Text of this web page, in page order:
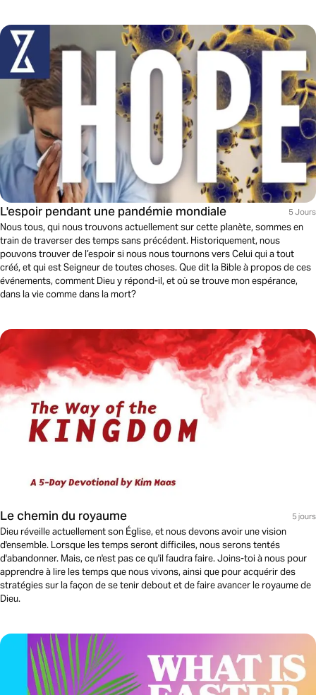
L'espoir pendant une pandémie mondiale 5 Jours
Nous tous, qui nous trouvons actuellement sur cette planète, sommes en
train de traverser des temps sans précédent. Historiquement, nous
pouvons trouver de l’espoir si nous nous tournons vers Celui qui a tout
créé, et qui est Seigneur de toutes choses. Que dit la Bible à propos de ces
événements, comment Dieu y répond-il, et où se trouve mon espérance,
dans la vie comme dans la mort?
Le chemin du royaume 5 jours
Dieu réveille actuellement son Église, et nous devons avoir une vision
d'ensemble. Lorsque les temps seront difficiles, nous serons tentés
d'abandonner. Mais, ce n'est pas ce qu'il faudra faire. Joins-toi à nous pour
apprendre à lire les temps que nous vivons, ainsi que pour acquérir des
stratégies sur la façon de se tenir debout et de faire avancer le royaume de
Dieu.